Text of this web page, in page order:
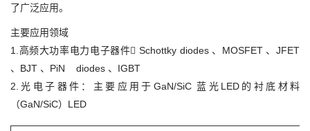
了广泛应用。
主要应用领域
1.高频大功率电力电子器件 Schottky diodes 、MOSFET 、JFET
、BJT 、PiN diodes 、IGBT
2.光电子器件：主要应用于GaN/SiC 蓝光LED的衬底材料
（GaN/SiC）LED